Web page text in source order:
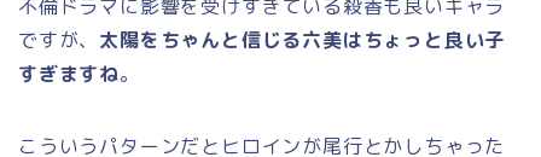
不倫ドラマに影響を受けすぎている殺香も良いキャラ
ですが、 太陽をちゃんと信じる六美はちょっと良い子
すぎますね。
こういうパターンだとヒロインが尾行とかしちゃった